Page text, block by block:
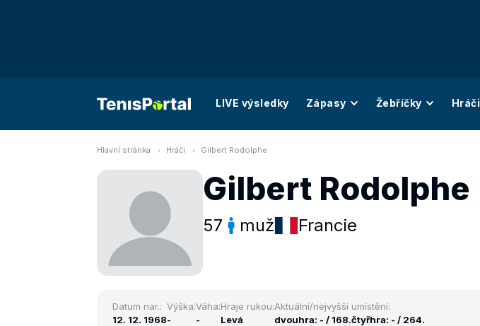
LIVE výsledky Zápasy Žebříčky Hráči
Hlavní stránka Hráči Gilbert Rodolphe
Gilbert Rodolphe
57 muž Francie
Datum nar.:
12. 12. 1968
Výška:
-
Váha:
-
Hraje rukou:
Levá
Aktuální/nejvyšší umístění:
dvouhra: - / 168.čtyřhra: - / 264.